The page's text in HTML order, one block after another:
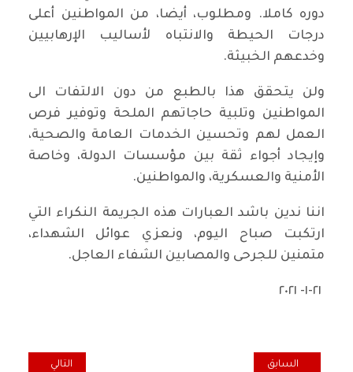
دوره كاملا. ومطلوب، أيضا، من المواطنين أعلى
درجات الحيطة والانتباه لأساليب الإرهابيين
وخدعهم الخبيثة.
ولن يتحقق هذا بالطبع من دون الالتفات الى
المواطنين وتلبية حاجاتهم الملحة وتوفير فرص
العمل لهم وتحسين الخدمات العامة والصحية،
وإيجاد أجواء ثقة بين مؤسسات الدولة، وخاصة
الأمنية والعسكرية، والمواطنين.
اننا ندين باشد العبارات هذه الجريمة النكراء التي
ارتكبت صباح اليوم، ونعزي عوائل الشهداء،
متمنين للجرحى والمصابين الشفاء العاجل.
المقال السابق: الشيوعي العراقي يحيي المؤتمر الوطني الـ 13 للحزب الشيوعي الفيتنامي
السابق المقال التالي:
التالي